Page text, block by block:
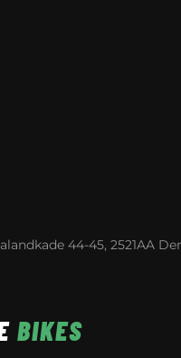
44-45, 2521AA
BIKES